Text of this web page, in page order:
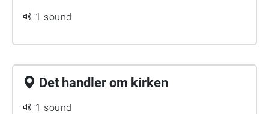
1 sound
Det handler om kirken
1 sound